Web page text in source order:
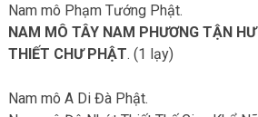
Nam mô Phạm Tướng Phật.
NAM MÔ TÂY NAM PHƯƠNG TẬN
THIẾT CHƯ PHẬT. (1 lạy)
Nam mô A Di Đà Phật.